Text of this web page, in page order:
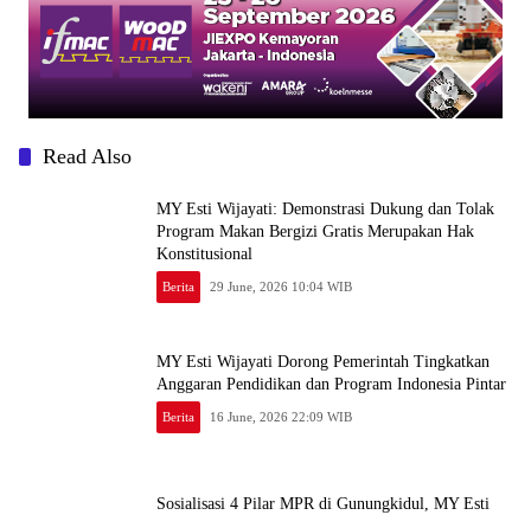
Read Also
MY Esti Wijayati: Demonstrasi Dukung dan Tolak
Program Makan Bergizi Gratis Merupakan Hak
Konstitusional
Berita 29 June, 2026 10:04 WIB
MY Esti Wijayati Dorong Pemerintah Tingkatkan
Anggaran Pendidikan dan Program Indonesia Pintar
Berita 16 June, 2026 22:09 WIB
Sosialisasi 4 Pilar MPR di Gunungkidul, MY Esti